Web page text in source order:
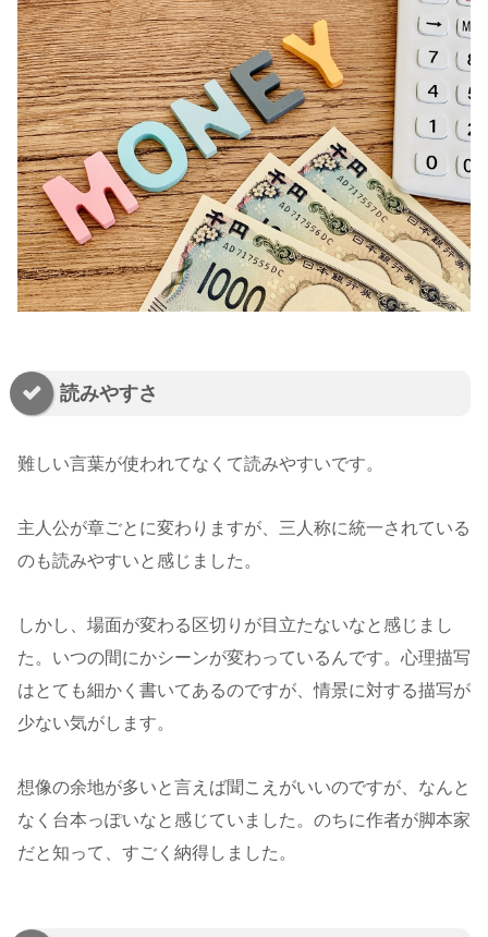
読みやすさ
難しい言葉が使われてなくて読みやすいです。
主人公が章ごとに変わりますが、三人称に統一されている
のも読みやすいと感じました。
しかし、場面が変わる区切りが目立たないなと感じまし
た。いつの間にかシーンが変わっているんです。心理描写
はとても細かく書いてあるのですが、情景に対する描写が
少ない気がします。
想像の余地が多いと言えば聞こえがいいのですが、なんと
なく台本っぽいなと感じていました。のちに作者が脚本家
だと知って、すごく納得しました。